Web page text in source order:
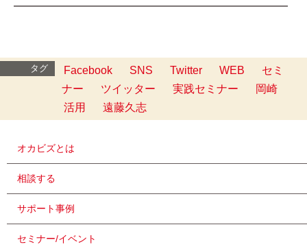
━━━━━━━━━━━━━━━━━━━━━━━━━
タグ Facebook SNS Twitter WEB
セミ
ナー
ツイッター 実践セミナー
岡崎
活用
遠藤久志
オカビズとは
相談する
サポート事例
セミナー/イベント